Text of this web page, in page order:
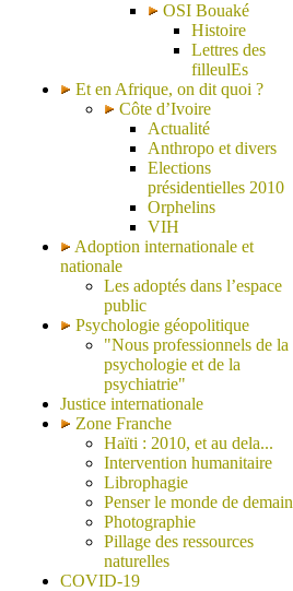
OSI Bouaké
Histoire
Lettres des
filleulEs
Et en Afrique, on dit quoi ?
Côte d’Ivoire
Actualité
Anthropo et divers
Elections
présidentielles 2010
Orphelins
VIH
Adoption internationale et
nationale
Les adoptés dans l’espace
public
Psychologie géopolitique
"Nous professionnels de la
psychologie et de la
psychiatrie"
Justice internationale
Zone Franche
Haïti : 2010, et au dela...
Intervention humanitaire
Librophagie
Penser le monde de demain
Photographie
Pillage des ressources
naturelles
COVID-19